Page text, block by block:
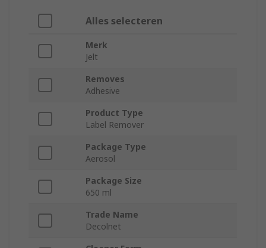
Alles selecteren
Merk
Jelt
Removes
Adhesive
Product Type
Label Remover
Package Type
Aerosol
Package Size
650 ml
Trade Name
Decolnet